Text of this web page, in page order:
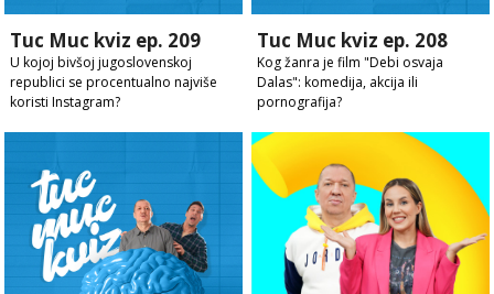
Tuc Muc kviz ep. 209
U kojoj bivšoj jugoslovenskoj
republici se procentualno najviše
koristi Instagram?
Tuc Muc kviz ep. 208
Kog žanra je film "Debi osvaja
Dalas": komedija, akcija ili
pornografija?